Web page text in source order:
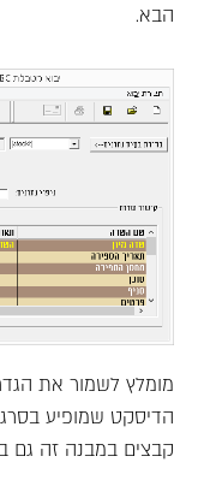
הבא.
מומלץ לשמור את
הדיסקט שמופיע
קבצים במבנה זה גם